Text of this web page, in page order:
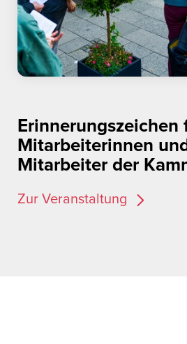
Erinnerungszeichen
Mitarbeiterinnen
Mitarbeiter der
Zur Veranstaltung